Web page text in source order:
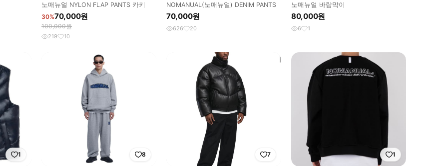
노매뉴얼 NYLON FLAP PANTS 카키
30%70,000원
100,000원
219 10
NOMANUAL(노매뉴얼) DENIM PANTS
70,000원
626 20
노매뉴얼 바람막이
80,000원
6 1
1 8 7 1